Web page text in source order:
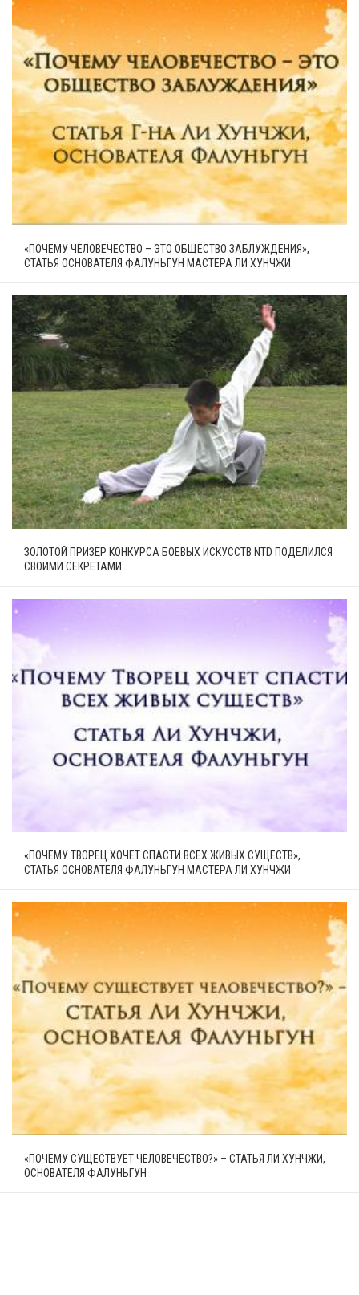
«ПОЧЕМУ ЧЕЛОВЕЧЕСТВО – ЭТО ОБЩЕСТВО ЗАБЛУЖДЕНИЯ»,
СТАТЬЯ ОСНОВАТЕЛЯ ФАЛУНЬГУН МАСТЕРА ЛИ ХУНЧЖИ
ЗОЛОТОЙ ПРИЗЁР КОНКУРСА БОЕВЫХ ИСКУССТВ NTD ПОДЕЛИЛСЯ
СВОИМИ СЕКРЕТАМИ
«ПОЧЕМУ ТВОРЕЦ ХОЧЕТ СПАСТИ ВСЕХ ЖИВЫХ СУЩЕСТВ»,
СТАТЬЯ ОСНОВАТЕЛЯ ФАЛУНЬГУН МАСТЕРА ЛИ ХУНЧЖИ
«ПОЧЕМУ СУЩЕСТВУЕТ ЧЕЛОВЕЧЕСТВО?» – СТАТЬЯ ЛИ ХУНЧЖИ,
ОСНОВАТЕЛЯ ФАЛУНЬГУН